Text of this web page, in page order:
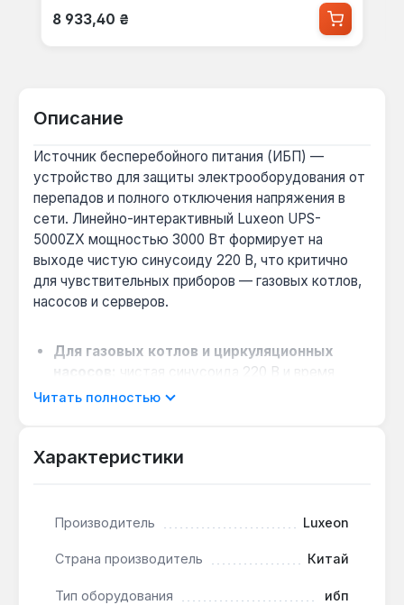
Обычная цена:
8 933,40 ₴
Описание
Источник бесперебойного питания (ИБП) —
устройство для защиты электрооборудования от
перепадов и полного отключения напряжения в
сети. Линейно-интерактивный Luxeon UPS-
5000ZX мощностью 3000 Вт формирует на
выходе чистую синусоиду 220 В, что критично
для чувствительных приборов — газовых котлов,
насосов и серверов.
Для газовых котлов и циркуляционных
насосов:
чистая синусоида 220 В и время
перехода на батарею 5 мс исключают сбои в
Защита сетевого оборудования:
импульсных помех по витой паре.
входной диапазон 170–270 В позволяет ИБП
Читать полностью
Характеристики
Производитель Luxeon
Страна производитель Китай
Тип оборудования ибп